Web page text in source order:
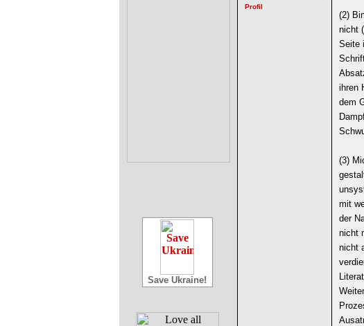
Save Ukraine!
(2)
nicht
Seite
ihren
dem
(3)
mit
der
nicht
nicht